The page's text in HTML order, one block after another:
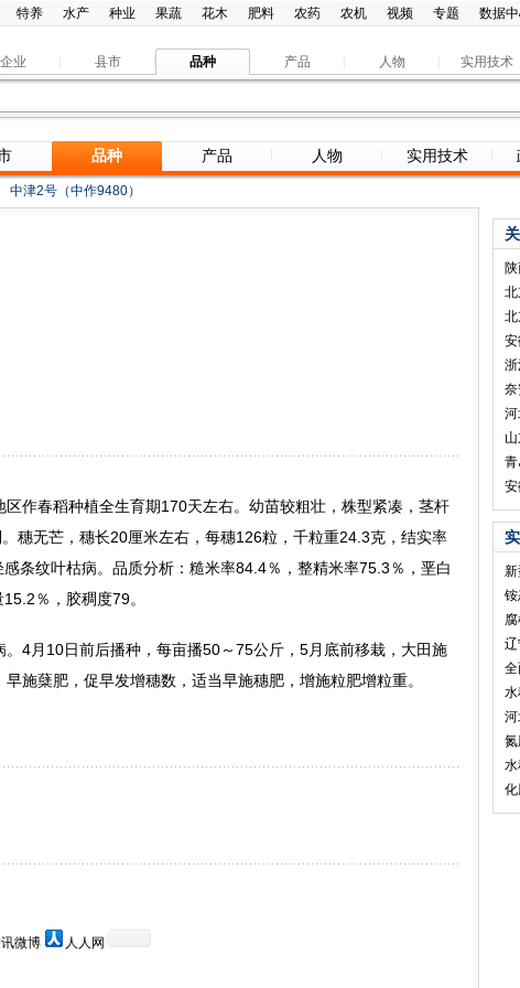
特养 水产 种业 果蔬 花木 肥料 农药 农机 视频 专题 数据
企业 县市 品种 产品 人物 实用技术
品种 产品 人物 实用技术
中津2号（中作9480）
作春稻种植全生育期170天左右。幼苗较粗壮，株型紧凑，茎杆
穗无芒，穗长20厘米左右，每穗126粒，千粒重24.3克，结实率
条纹叶枯病。品质分析：糙米率84.4％，整精米率75.3％，垩白
％，胶稠度79。
4月10日前后播种，每亩播50～75公斤，5月底前移栽，大田施
施蘖肥，促早发增穗数，适当早施穗肥，增施粒肥增粒重。
微博 人人网
北
北
安
浙
奈
河
青
安
新
铵
水
化